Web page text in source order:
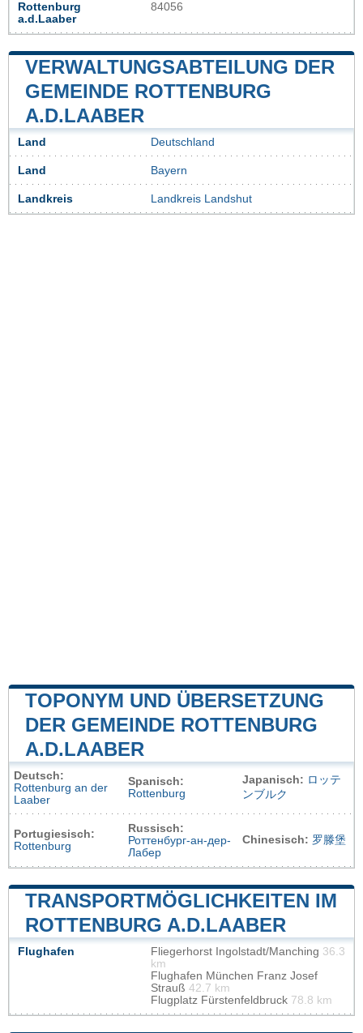
Rottenburg
a.d.Laaber
84056
VERWALTUNGSABTEILUNG DER
GEMEINDE ROTTENBURG
A.D.LAABER
Land Deutschland
Land Bayern
Landkreis Landkreis Landshut
TOPONYM UND ÜBERSETZUNG
DER GEMEINDE ROTTENBURG
A.D.LAABER
Deutsch:
Rottenburg an der
Laaber
Spanisch:
Rottenburg
Japanisch: ロッテ
ンブルク
Portugiesisch:
Rottenburg
Russisch:
Роттенбург-ан-дер-
Лабер
Chinesisch: 罗滕堡
TRANSPORTMÖGLICHKEITEN IM
ROTTENBURG A.D.LAABER
Flughafen Fliegerhorst Ingolstadt/Manching 36.3
km
Flughafen München Franz Josef
Strauß 42.7 km
Flugplatz Fürstenfeldbruck 78.8 km